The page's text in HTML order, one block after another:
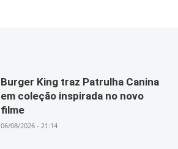
Burger King traz Patrulha Canina
em coleção inspirada no novo
filme
06/08/2026 - 21:14